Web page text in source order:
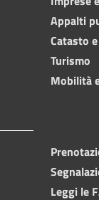
Appalti
Catasto
Turismo
Mobilità
Leggi le